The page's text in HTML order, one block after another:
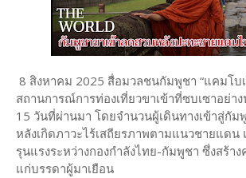
8 สิงหาคม 2025 สื่อมวลชนกัมพูชา “แคมโบเ
สถานการณ์การท่องเที่ยวขาเข้าที่ซบเซาอย่า
15 วันที่ผ่านมา โดยจำนวนผู้เดินทางเข้าสู่กัม
หลังเกิดภาวะไร้เสถียรภาพตามแนวชายแดน
รุนแรงระหว่างกองกำลังไทย-กัมพูชา ซึ่งสร้า
แก่บรรดาผู้มาเยือน